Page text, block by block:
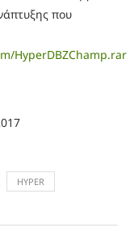
που
HyperDBZChamp.rar
HYPER